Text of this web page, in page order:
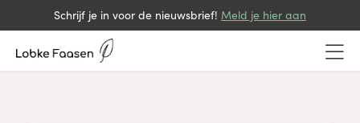
Schrijf je in voor de nieuwsbrief! Meld je hier aan